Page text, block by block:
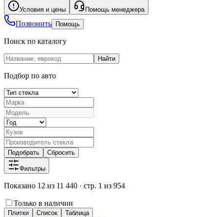
Условия и цены Помощь менеджера
Позвонить Помощь
Поиск по каталогу
Найти
Подбор по авто
Подобрать Сбросить
Фильтры
Показано 12 из 11 440 · стр. 1 из 954
Только в наличии
Плитки Список Таблица